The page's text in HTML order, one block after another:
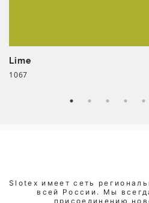
Lime
1067
Slotex имеет сеть
всей России. Мы
присоединению